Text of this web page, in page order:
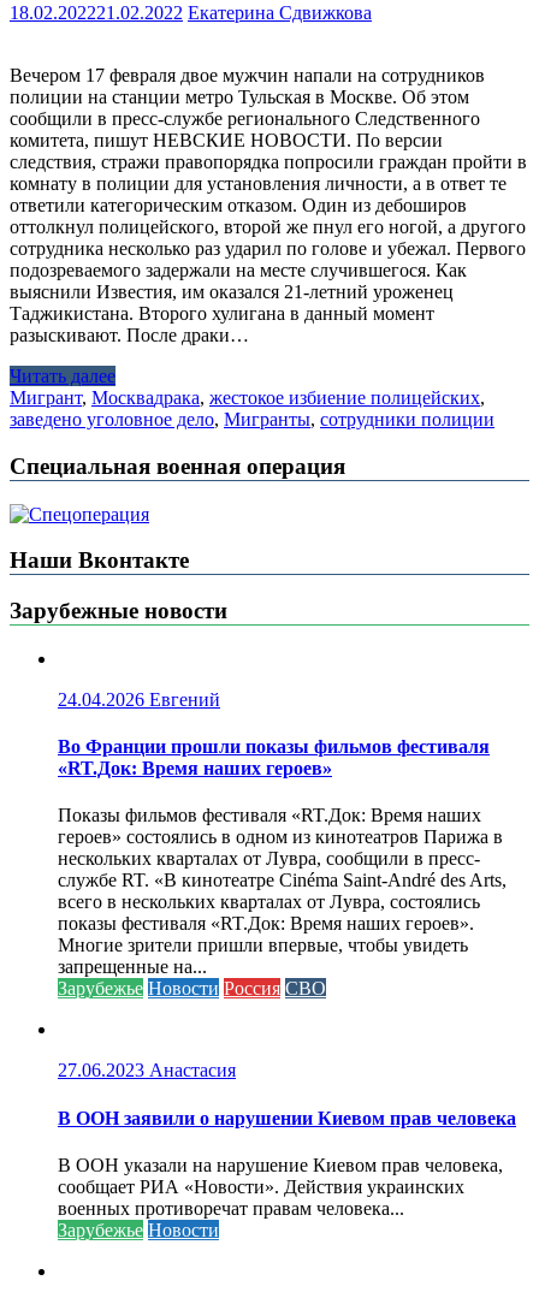
18.02.202221.02.2022 Екатерина Сдвижкова
Вечером 17 февраля двое мужчин напали на сотрудников
полиции на станции метро Тульская в Москве. Об этом
сообщили в пресс-службе регионального Следственного
комитета, пишут НЕВСКИЕ НОВОСТИ. По версии
следствия, стражи правопорядка попросили граждан пройти в
комнату в полиции для установления личности, а в ответ те
ответили категорическим отказом. Один из дебоширов
оттолкнул полицейского, второй же пнул его ногой, а другого
сотрудника несколько раз ударил по голове и убежал. Первого
подозреваемого задержали на месте случившегося. Как
выяснили Известия, им оказался 21-летний уроженец
Таджикистана. Второго хулигана в данный момент
разыскивают. После драки…
Читать далее
Мигрант, Москвадрака, жестокое избиение полицейских,
заведено уголовное дело, Мигранты, сотрудники полиции
Специальная военная операция
Наши Вконтакте
Зарубежные новости
24.04.2026 Евгений
Во Франции прошли показы фильмов фестиваля
«RT.Док: Время наших героев»
Показы фильмов фестиваля «RT.Док: Время наших
героев» состоялись в одном из кинотеатров Парижа в
нескольких кварталах от Лувра, сообщили в пресс-
службе RT. «В кинотеатре Cinéma Saint-André des Arts,
всего в нескольких кварталах от Лувра, состоялись
показы фестиваля «RT.Док: Время наших героев».
Многие зрители пришли впервые, чтобы увидеть
запрещенные на...
Зарубежье Новости Россия СВО
27.06.2023 Анастасия
В ООН заявили о нарушении Киевом прав человека
В ООН указали на нарушение Киевом прав человека,
сообщает РИА «Новости». Действия украинских
военных противоречат правам человека...
Зарубежье Новости